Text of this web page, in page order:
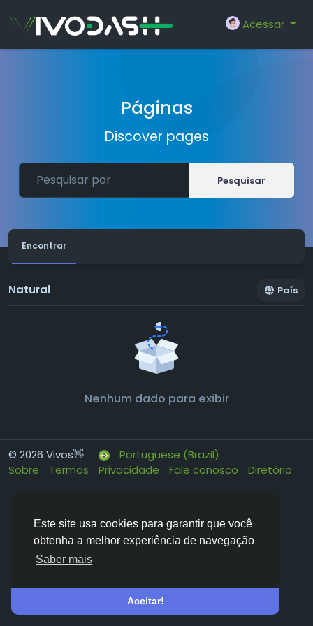
Este site usa cookies para garantir que você
obtenha a melhor experiência de navegação
Saber mais
Aceitar!
Acessar
Páginas
Discover pages
Pesquisar
Encontrar
Natural País
Nenhum dado para exibir
© 2026 Vivos👋
Portuguese (Brazil)
Sobre
Termos Privacidade Fale conosco Diretório